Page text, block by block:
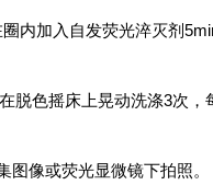
内加入自发荧光淬灭剂
脱色摇床上晃动洗涤3次，
图像或荧光显微镜下拍照。